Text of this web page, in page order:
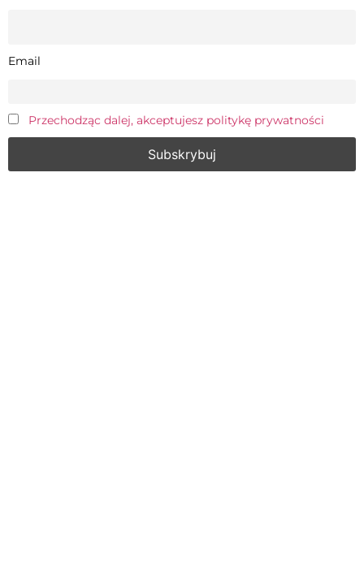
Email
Przechodząc dalej, akceptujesz politykę prywatności